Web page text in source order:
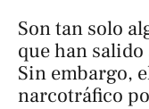
Son tan solo
que han
Sin embargo,
narcotráfico